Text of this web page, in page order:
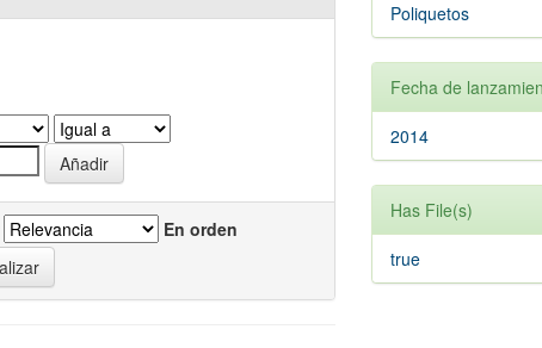
En orden
Poliquetos
Fecha de
2014
Has File(s)
true